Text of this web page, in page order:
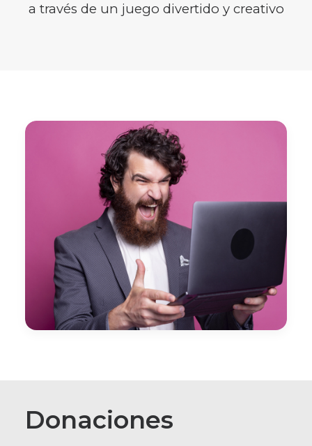
a través de un juego divertido y creativo
Donaciones